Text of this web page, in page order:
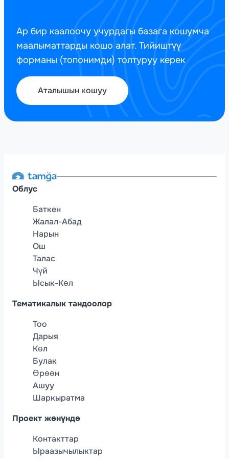
Ар бир каалоочу учурдагы базага кошумча
маалыматтарды кошо алат. Тийиштүү
форманы (топонимди) толтуруу керек
Аталышын кошуу
Облус
Баткен
Жалал-Абад
Нарын
Ош
Талас
Чүй
Ысык-Көл
Тематикалык тандоолор
Тоо
Дарыя
Көл
Булак
Өрөөн
Ашуу
Шаркыратма
Проект жөнүндө
Контакттар
Ыраазычылыктар